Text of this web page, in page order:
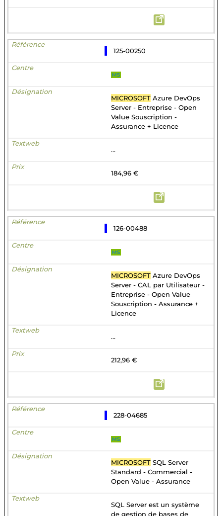
125-00250
MS
MICROSOFT Azure DevOps
Server - Entreprise - Open
Value Souscription -
Assurance + Licence
...
184,96 €
126-00488
MS
MICROSOFT Azure DevOps
Server - CAL par Utilisateur -
Entreprise - Open Value
Souscription - Assurance +
Licence
...
212,96 €
228-04685
MS
MICROSOFT SQL Server
Standard - Commercial -
Open Value - Assurance
SQL Server est un système
de gestion de bases de